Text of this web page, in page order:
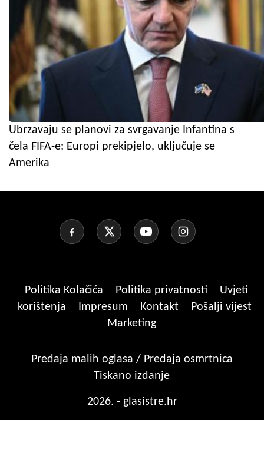
Ubrzavaju se planovi za svrgavanje Infantina s
čela FIFA-e: Europi prekipjelo, uključuje se
Amerika
Politika Kolačića Politika privatnosti
Uvjeti
korištenja
Impresum Kontakt
Pošalji vijest
Marketing
Predaja malih oglasa / Predaja osmrtnica
Tiskano izdanje
2026. - glasistre.hr